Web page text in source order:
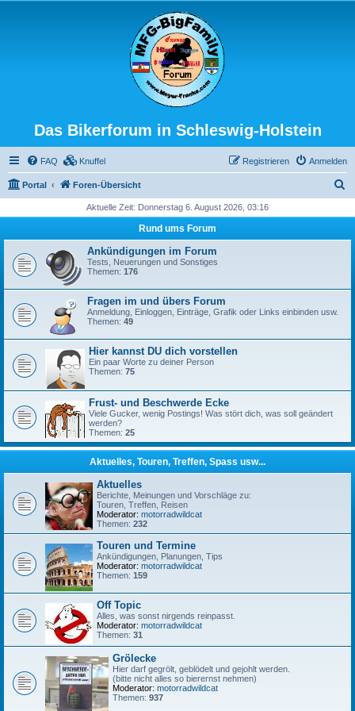
Das Bikerforum in Schleswig-Holstein
FAQ Knuffel Anmelden
Registrieren
Portal Foren-Übersicht
h
Aktuelle Zeit: Donnerstag 6. August 2026, 03:16
Rund ums Forum
Ankündigungen im Forum
Tests, Neuerungen und Sonstiges
Themen: 176
Fragen im und übers Forum
Anmeldung, Einloggen, Einträge, Grafik oder Links einbinden usw.
Themen: 49
Hier kannst DU dich vorstellen
Ein paar Worte zu deiner Person
Themen: 75
Frust- und Beschwerde Ecke
Viele Gucker, wenig Postings! Was stört dich, was soll geändert
werden?
Themen: 25
Aktuelles, Touren, Treffen, Spass usw...
Aktuelles
Berichte, Meinungen und Vorschläge zu:
Touren, Treffen, Reisen
Moderator: motorradwildcat
Themen: 232
Touren und Termine
Ankündigungen, Planungen, Tips
Moderator: motorradwildcat
Themen: 159
Off Topic
Alles, was sonst nirgends reinpasst.
Moderator: motorradwildcat
Themen: 31
Grölecke
Hier darf gegrölt, geblödelt und gejohlt werden.
(bitte nicht alles so bierernst nehmen)
Moderator: motorradwildcat
Themen: 937